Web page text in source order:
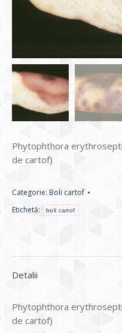
Phytophthora
de cartof)
Categorie: Boli cartof
Etichetă:
boli cartof
Detalii
Phytophthora
de cartof)